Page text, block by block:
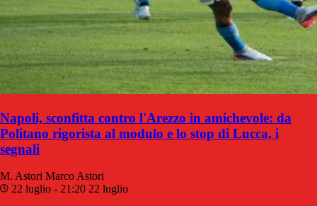
Napoli, sconfitta contro l'Arezzo in amichevole: da
Politano rigorista al modulo e lo stop di Lucca, i
segnali
M. Astori Marco Astori
22 luglio - 21:20 22 luglio